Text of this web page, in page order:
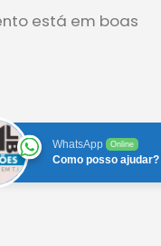
está em boas
WhatsApp Online
Como posso ajudar?